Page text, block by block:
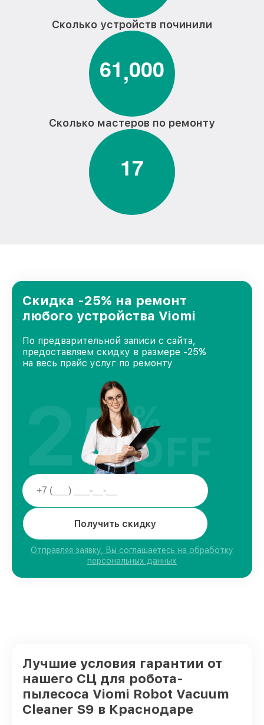
Сколько устройств починили
61,000
Сколько мастеров по ремонту
17
Скидка -25% на ремонт
любого устройства Viomi
По предварительной записи с сайта,
предоставляем скидку в размере -25%
на весь прайс услуг по ремонту
Получить скидку
Отправляя заявку, Вы соглашаетесь на обработку
персональных данных
25%
OFF
Лучшие условия гарантии от
нашего СЦ для робота-
пылесоса Viomi Robot Vacuum
Cleaner S9 в Краснодаре